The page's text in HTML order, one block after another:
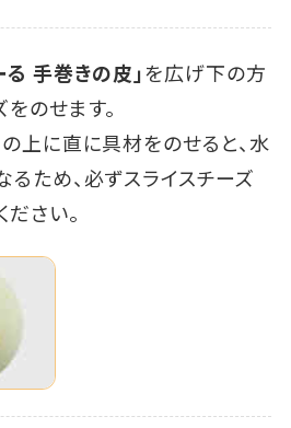
る 手巻きの皮」を広げ下の方
のせます。
上に直に具材をのせると、水
るため、必ずスライスチーズ
さい。